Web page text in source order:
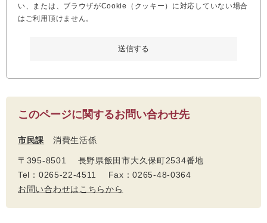
い、または、ブラウザがCookie（クッキー）に対応していない場合
はご利用頂けません。
このページに関するお問い合わせ先
市民課 消費生活係
〒395-8501 長野県飯田市大久保町2534番地
Tel：0265-22-4511 Fax：0265-48-0364
お問い合わせはこちらから